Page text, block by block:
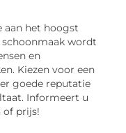
aan het hoogst
schoonmaak wordt
en
Kiezen voor een
goede reputatie
Informeert u
of prijs!